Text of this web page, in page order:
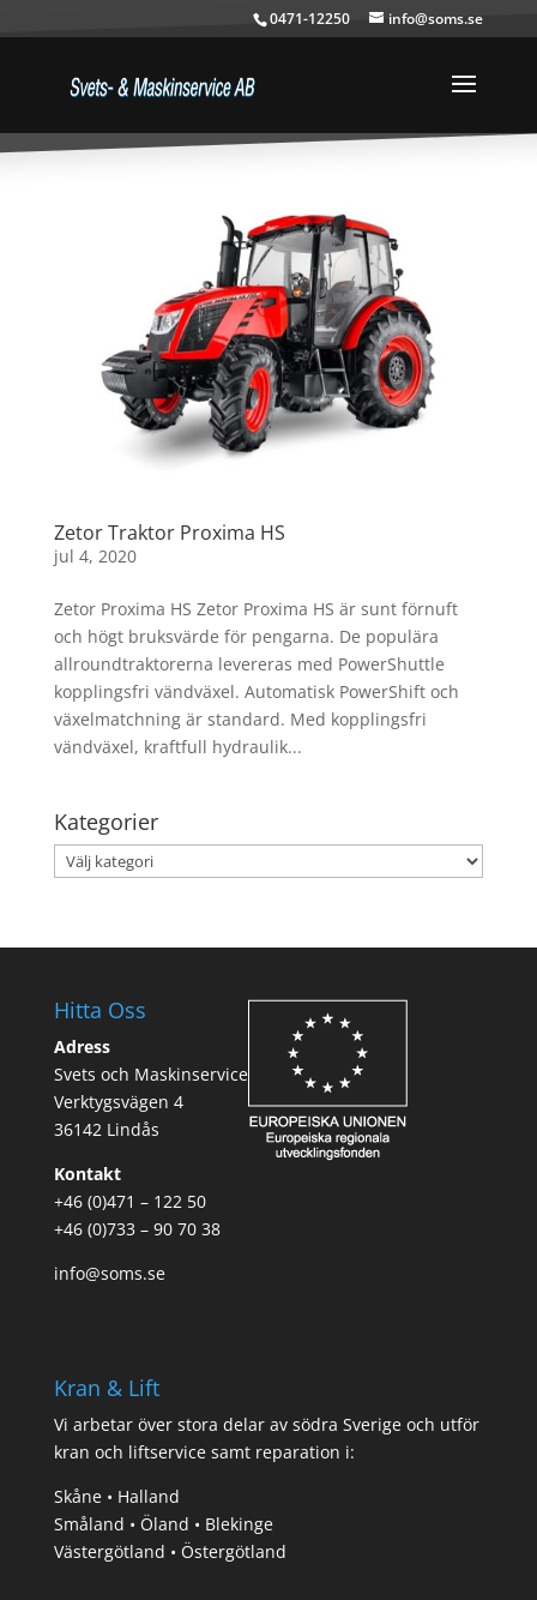
0471-12250 info@soms.se
Zetor Traktor Proxima HS
jul 4, 2020
Zetor Proxima HS Zetor Proxima HS är sunt förnuft
och högt bruksvärde för pengarna. De populära
allroundtraktorerna levereras med PowerShuttle
kopplingsfri vändväxel. Automatisk PowerShift och
växelmatchning är standard. Med kopplingsfri
vändväxel, kraftfull hydraulik...
Kategorier
Kategorier
Hitta Oss
Adress
Svets och Maskinservice
Verktygsvägen 4
36142 Lindås
Kontakt
+46 (0)471 – 122 50
+46 (0)733 – 90 70 38
info@soms.se
Kran & Lift
Vi arbetar över stora delar av södra Sverige och utför
kran och liftservice samt reparation i:
Skåne • Halland
Småland • Öland • Blekinge
Västergötland • Östergötland